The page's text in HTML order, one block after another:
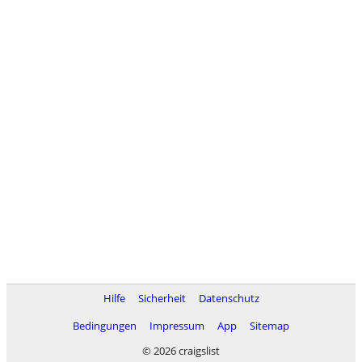
Hilfe Sicherheit
Datenschutz
Bedingungen
Impressum App
Sitemap
© 2026 craigslist